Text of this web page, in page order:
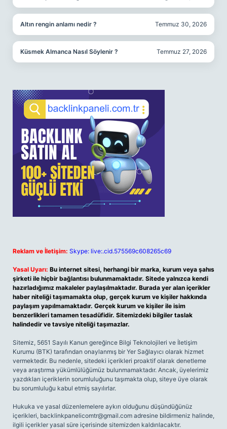
Altın rengin anlamı nedir ? Temmuz 30, 2026
Küsmek Almanca Nasıl Söylenir ? Temmuz 27, 2026
Reklam ve İletişim: Skype: live:.cid.575569c608265c69
Yasal Uyarı: Bu internet sitesi, herhangi bir marka, kurum veya şahıs
şirketi ile hiçbir bağlantısı bulunmamaktadır. Sitede yalnızca kendi
hazırladığımız makaleler paylaşılmaktadır. Burada yer alan içerikler
haber niteliği taşımamakta olup, gerçek kurum ve kişiler hakkında
paylaşım yapılmamaktadır. Gerçek kurum ve kişiler ile isim
benzerlikleri tamamen tesadüfidir. Sitemizdeki bilgiler taslak
halindedir ve tavsiye niteliği taşımazlar.
Sitemiz, 5651 Sayılı Kanun gereğince Bilgi Teknolojileri ve İletişim
Kurumu (BTK) tarafından onaylanmış bir Yer Sağlayıcı olarak hizmet
vermektedir. Bu nedenle, sitedeki içerikleri proaktif olarak denetleme
veya araştırma yükümlülüğümüz bulunmamaktadır. Ancak, üyelerimiz
yazdıkları içeriklerin sorumluluğunu taşımakta olup, siteye üye olarak
bu sorumluluğu kabul etmiş sayılırlar.
Hukuka ve yasal düzenlemelere aykırı olduğunu düşündüğünüz
içerikleri, backlinkpanelicomtr@gmail.com adresine bildirmeniz halinde,
ilgili içerikler yasal süre içerisinde sitemizden kaldırılacaktır.